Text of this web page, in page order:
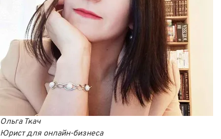
Ольга Ткач
Юрист для онлайн-бизнеса